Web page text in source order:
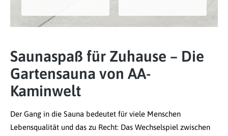
Saunaspaß für Zuhause – Die
Gartensauna von AA-
Kaminwelt
Der Gang in die Sauna bedeutet für viele Menschen
Lebensqualität und das zu Recht: Das Wechselspiel zwischen